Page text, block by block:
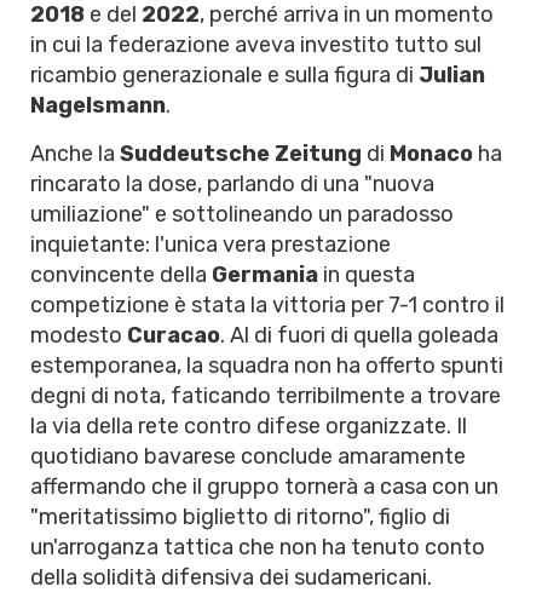
2018 e del 2022, perché arriva in un momento
in cui la federazione aveva investito tutto sul
ricambio generazionale e sulla figura di Julian
Nagelsmann.
Anche la Suddeutsche Zeitung di Monaco ha
rincarato la dose, parlando di una "nuova
umiliazione" e sottolineando un paradosso
inquietante: l'unica vera prestazione
convincente della Germania in questa
competizione è stata la vittoria per 7-1 contro il
modesto Curacao. Al di fuori di quella goleada
estemporanea, la squadra non ha offerto spunti
degni di nota, faticando terribilmente a trovare
la via della rete contro difese organizzate. Il
quotidiano bavarese conclude amaramente
affermando che il gruppo tornerà a casa con un
"meritatissimo biglietto di ritorno", figlio di
un'arroganza tattica che non ha tenuto conto
della solidità difensiva dei sudamericani.